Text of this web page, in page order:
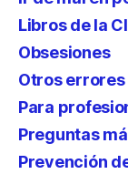
Libros de la
Obsesiones
Otros errores
Para
Preguntas
Prevención